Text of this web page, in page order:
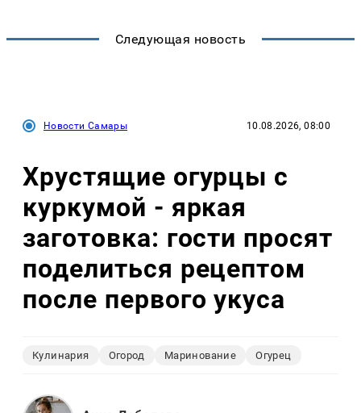
Следующая новость
Новости Самары 10.08.2026, 08:00
Хрустящие огурцы с
куркумой - яркая
заготовка: гости просят
поделиться рецептом
после первого укуса
Кулинария Огород Маринование Огурец